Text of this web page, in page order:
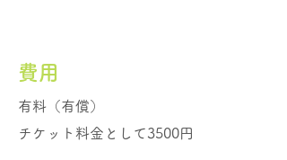
費用
有料（有償）
チケット料金として3500円